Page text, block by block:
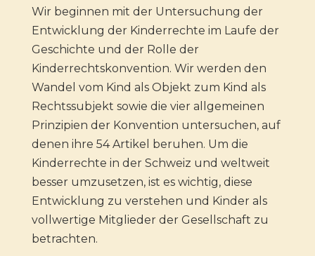
Wir beginnen mit der Untersuchung der
Entwicklung der Kinderrechte im Laufe der
Geschichte und der Rolle der
Kinderrechtskonvention. Wir werden den
Wandel vom Kind als Objekt zum Kind als
Rechtssubjekt sowie die vier allgemeinen
Prinzipien der Konvention untersuchen, auf
denen ihre 54 Artikel beruhen. Um die
Kinderrechte in der Schweiz und weltweit
besser umzusetzen, ist es wichtig, diese
Entwicklung zu verstehen und Kinder als
vollwertige Mitglieder der Gesellschaft zu
betrachten.